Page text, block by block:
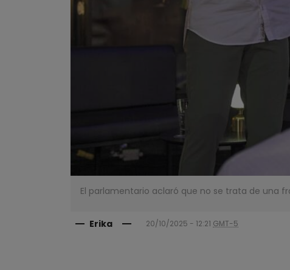
El parlamentario aclaró que no se trata de una
Erika 20/10/2025 - 12:21 GMT-5